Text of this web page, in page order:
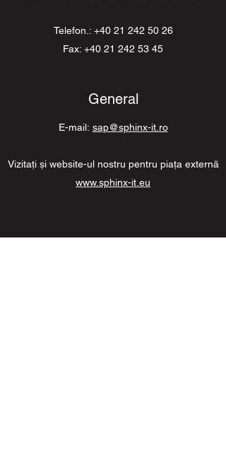
Telefon.: +40 21 242 50 26
Fax: +40 21 242 53 45
General
E-mail: sap@sphinx-it.ro
Vizitaţi şi website-ul nostru pentru piaţa externă
www.sphinx-it.eu